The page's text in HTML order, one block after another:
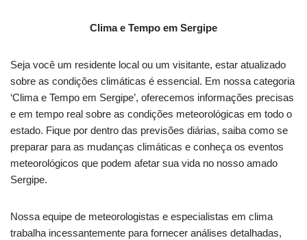
Clima e Tempo em Sergipe
Seja você um residente local ou um visitante, estar atualizado
sobre as condições climáticas é essencial. Em nossa categoria
‘Clima e Tempo em Sergipe’, oferecemos informações precisas
e em tempo real sobre as condições meteorológicas em todo o
estado. Fique por dentro das previsões diárias, saiba como se
preparar para as mudanças climáticas e conheça os eventos
meteorológicos que podem afetar sua vida no nosso amado
Sergipe.
Nossa equipe de meteorologistas e especialistas em clima
trabalha incessantemente para fornecer análises detalhadas,